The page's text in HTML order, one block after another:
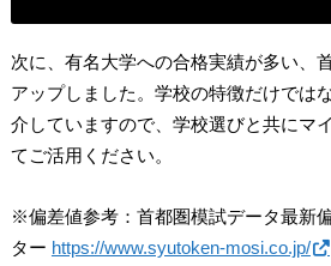
次に、有名大学への合格実績が多い、
アップしました。学校の特徴だけでは
介していますので、学校選びと共にマ
てご活用ください。
※偏差値参考：首都圏模試データ最新
ター https://www.syutoken-mosi.co.jp/